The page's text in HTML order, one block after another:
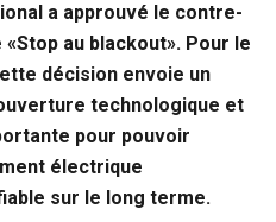
a approuvé le contre-
au blackout». Pour le
décision envoie un
technologique et
pour pouvoir
électrique
sur le long terme.